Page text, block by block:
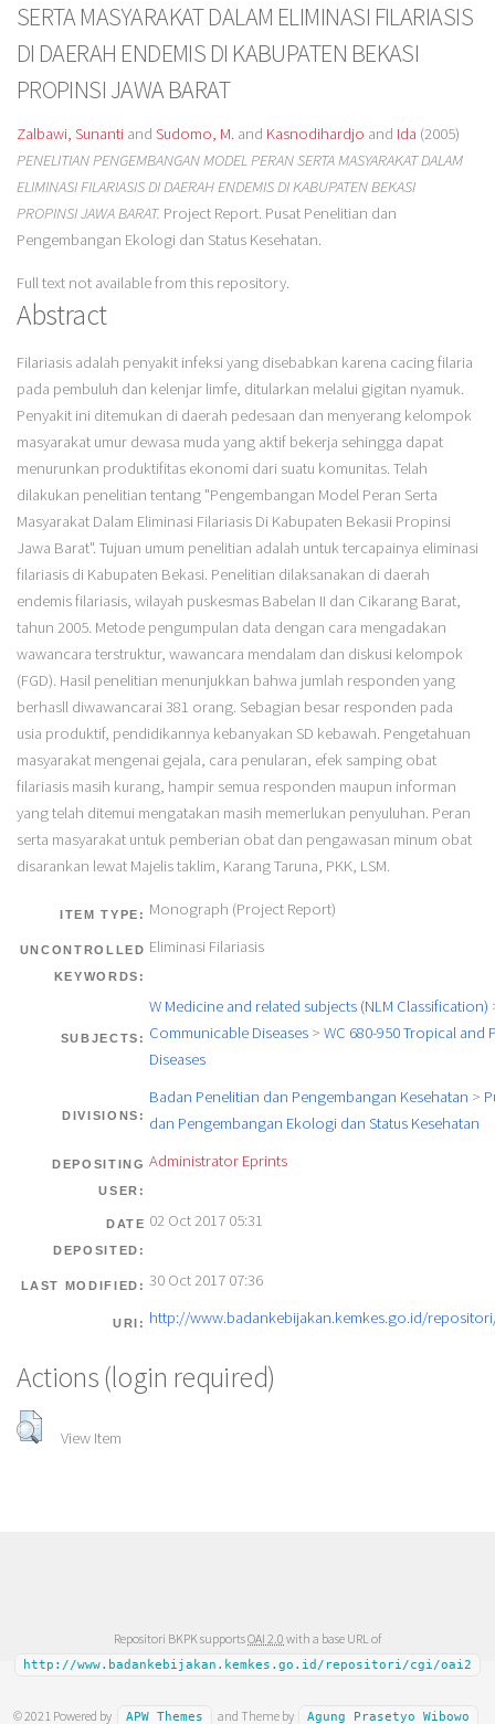
SERTA MASYARAKAT DALAM ELIMINASI FILARIASIS
DI DAERAH ENDEMIS DI KABUPATEN BEKASI
PROPINSI JAWA BARAT
Zalbawi, Sunantiand Sudomo, M.and Kasnodihardjo and Ida (2005)
PENELITIAN PENGEMBANGAN MODEL PERAN SERTA MASYARAKAT DALAM
ELIMINASI FILARIASIS DI DAERAH ENDEMIS DI KABUPATEN BEKASI
PROPINSI JAWA BARAT. Project Report. Pusat Penelitian dan
Pengembangan Ekologi dan Status Kesehatan.
Full text not available from this repository.
Abstract
Filariasis adalah penyakit infeksi yang disebabkan karena cacing filaria
pada pembuluh dan kelenjar limfe, ditularkan melalui gigitan nyamuk.
Penyakit ini ditemukan di daerah pedesaan dan menyerang kelompok
masyarakat umur dewasa muda yang aktif bekerja sehingga dapat
menurunkan produktifitas ekonomi dari suatu komunitas. Telah
dilakukan penelitian tentang "Pengembangan Model Peran Serta
Masyarakat Dalam Eliminasi Filariasis Di Kabupaten Bekasii Propinsi
Jawa Barat". Tujuan umum penelitian adalah untuk tercapainya eliminasi
filariasis di Kabupaten Bekasi. Penelitian dilaksanakan di daerah
endemis filariasis, wilayah puskesmas Babelan II dan Cikarang Barat,
tahun 2005. Metode pengumpulan data dengan cara mengadakan
wawancara terstruktur, wawancara mendalam dan diskusi kelompok
(FGD). Hasil penelitian menunjukkan bahwa jumlah responden yang
berhasll diwawancarai 381 orang. Sebagian besar responden pada
usia produktif, pendidikannya kebanyakan SD kebawah. Pengetahuan
masyarakat mengenai gejala, cara penularan, efek samping obat
filariasis masih kurang, hampir semua responden maupun informan
yang telah ditemui mengatakan masih memerlukan penyuluhan. Peran
serta masyarakat untuk pemberian obat dan pengawasan minum obat
disarankan lewat Majelis taklim, Karang Taruna, PKK, LSM.
ITEM TYPE: Monograph (Project Report)
UNCONTROLLED
KEYWORDS:
Eliminasi Filariasis
SUBJECTS:
W Medicine and related subjects (NLM Classification)
Communicable Diseases> WC 680-950 Tropical and
Diseases
DIVISIONS:
Badan Penelitian dan Pengembangan Kesehatan >
dan Pengembangan Ekologi dan Status Kesehatan
DEPOSITING
USER:
Administrator Eprints
DATE
DEPOSITED:
02 Oct 2017 05:31
LAST MODIFIED: 30 Oct 2017 07:36
URI: http://www.badankebijakan.kemkes.go.id/
Actions (login required)
View Item
Repositori BKPK supportsOAI 2.0 with a base URL of
http://www.badankebijakan.kemkes.go.id/repositori/cgi/oai2
© 2021 Powered by APW Themes and Theme by Agung Prasetyo Wibowo